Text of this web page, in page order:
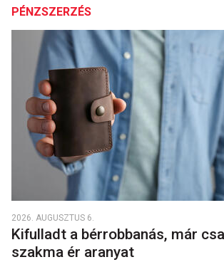
PÉNZSZERZÉS
2026. AUGUSZTUS 6.
Kifulladt a bérrobbanás, már
szakma ér aranyat